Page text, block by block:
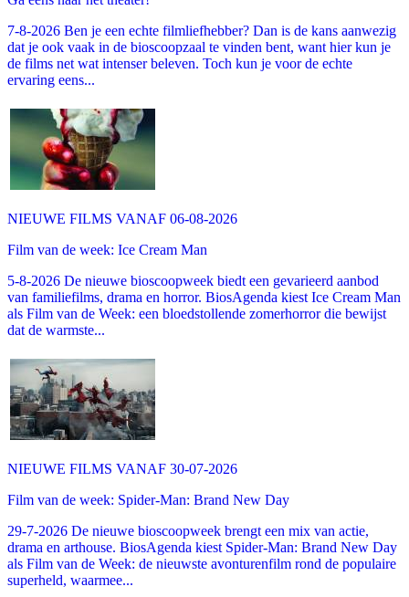
7-8-2026 Ben je een echte filmliefhebber? Dan is de kans aanwezig
dat je ook vaak in de bioscoopzaal te vinden bent, want hier kun je
de films net wat intenser beleven. Toch kun je voor de echte
ervaring eens...
NIEUWE FILMS VANAF 06-08-2026
Film van de week: Ice Cream Man
5-8-2026 De nieuwe bioscoopweek biedt een gevarieerd aanbod
van familiefilms, drama en horror. BiosAgenda kiest Ice Cream Man
als Film van de Week: een bloedstollende zomerhorror die bewijst
dat de warmste...
NIEUWE FILMS VANAF 30-07-2026
Film van de week: Spider-Man: Brand New Day
29-7-2026 De nieuwe bioscoopweek brengt een mix van actie,
drama en arthouse. BiosAgenda kiest Spider-Man: Brand New Day
als Film van de Week: de nieuwste avonturenfilm rond de populaire
superheld, waarmee...